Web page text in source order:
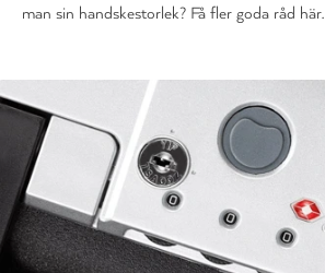
man sin handskestorlek? Få fler goda råd här.